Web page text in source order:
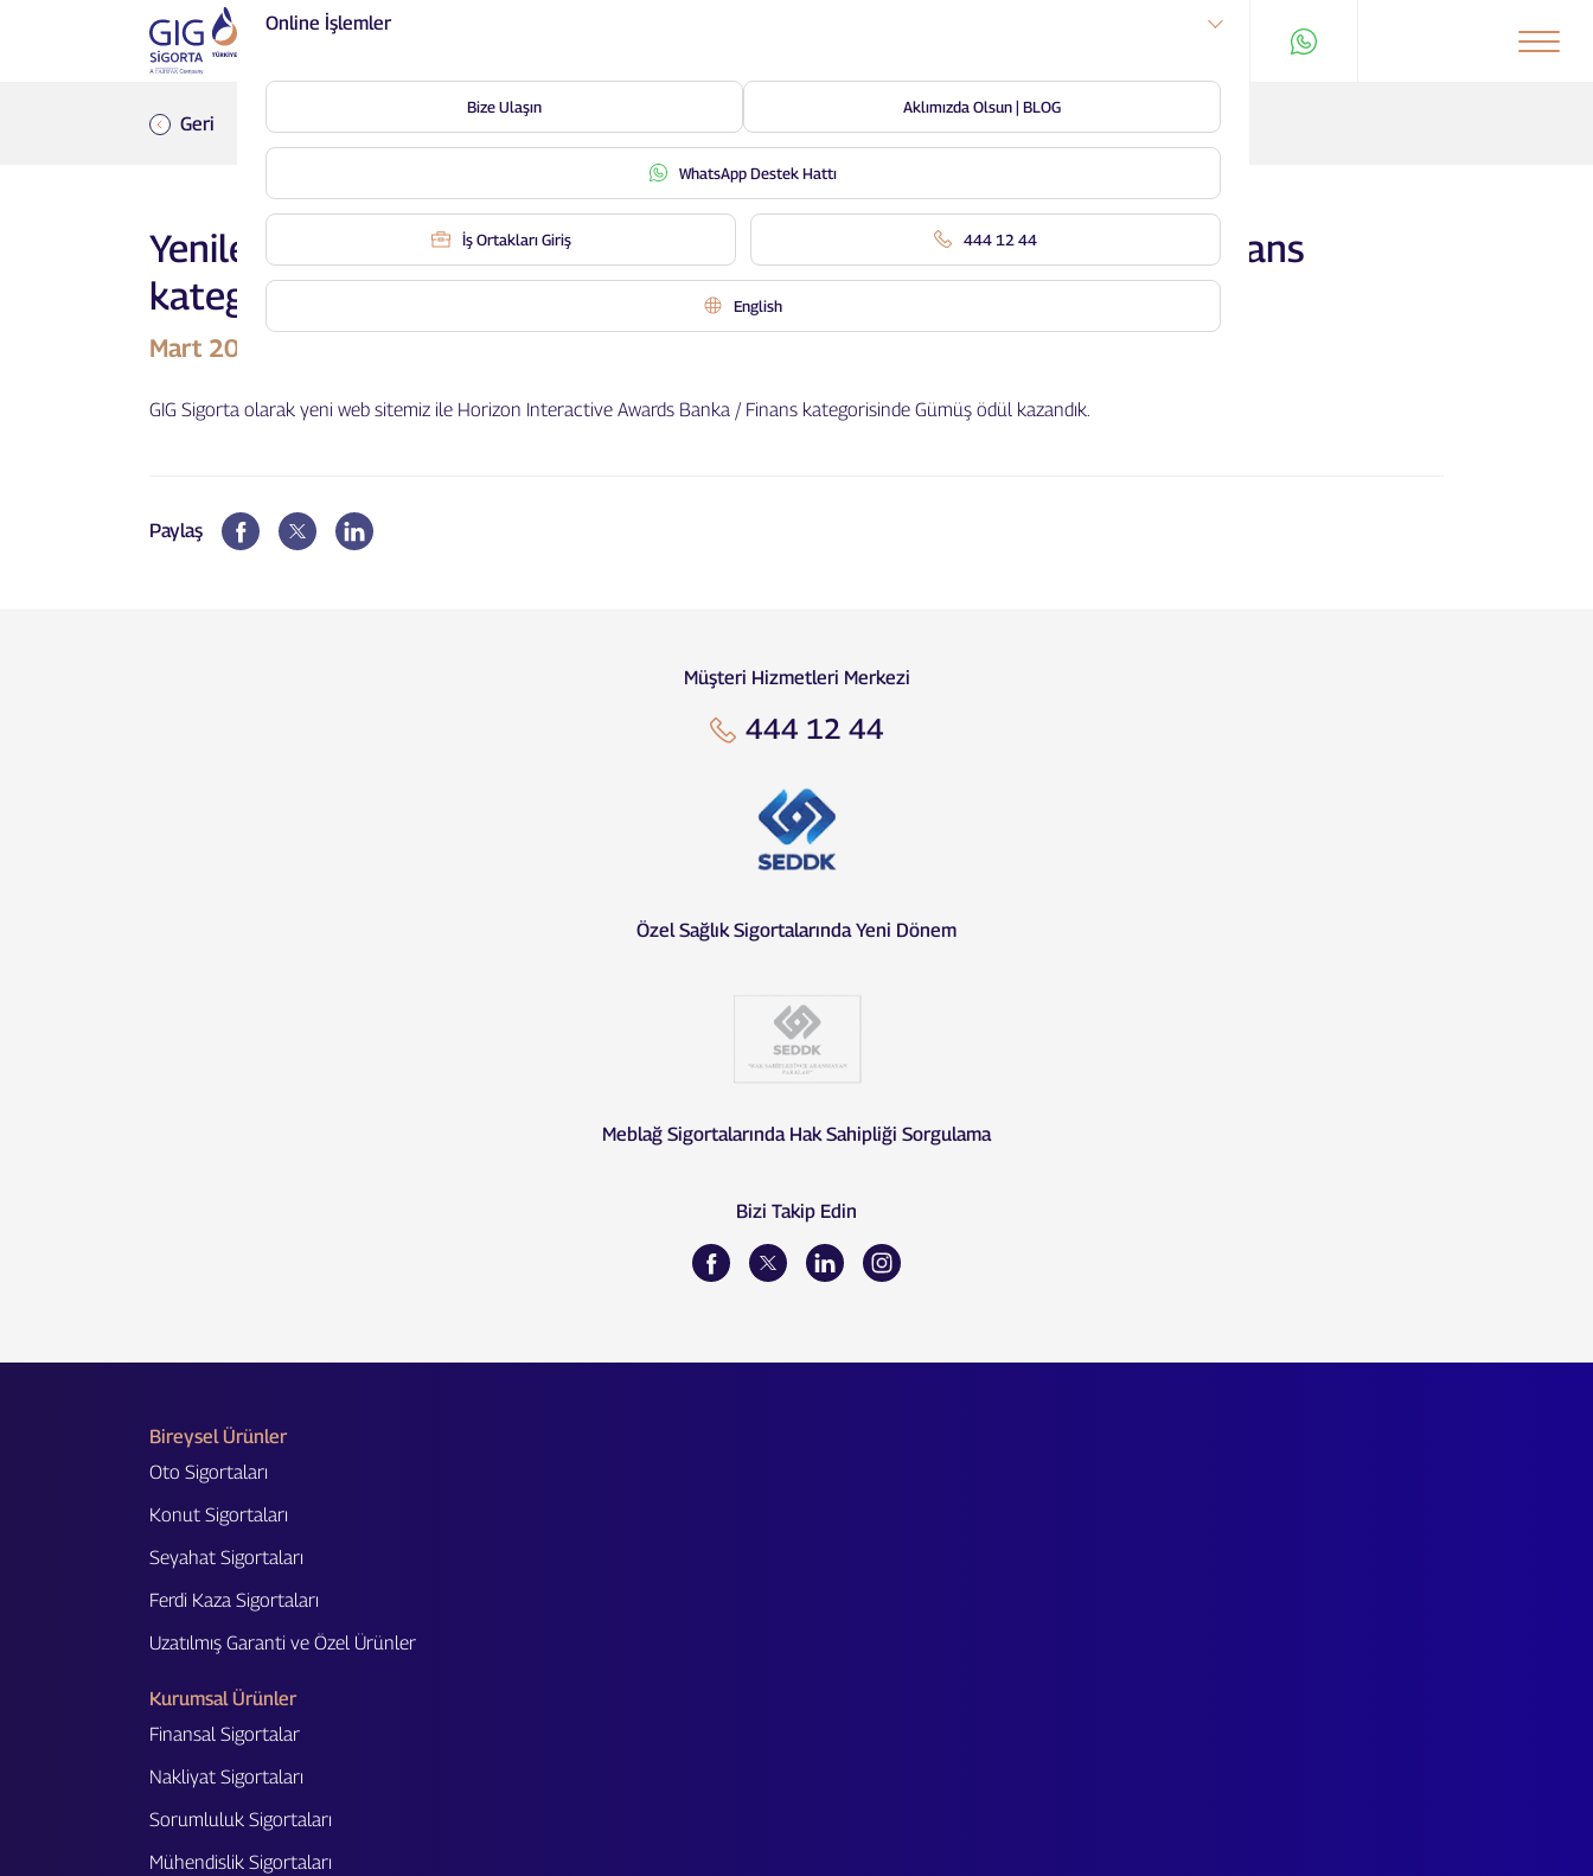
Online İşlemler
Bize Ulaşın Aklımızda Olsun | BLOG
WhatsApp Destek Hattı
İş Ortakları Giriş 444 12 44
English
Geri
Yenilenen Web sitemiz ile Horizon Interactive Awards Banka / Finans
kategorisinde Gümüş ödül kazandık
Mart 2023
GIG Sigorta olarak yeni web sitemiz ile Horizon Interactive Awards Banka / Finans kategorisinde Gümüş ödül kazandık.
Paylaş
Müşteri Hizmetleri Merkezi
444 12 44
Özel Sağlık Sigortalarında Yeni Dönem
Meblağ Sigortalarında Hak Sahipliği Sorgulama
Bizi Takip Edin
Bireysel Ürünler
Oto Sigortaları
Konut Sigortaları
Seyahat Sigortaları
Ferdi Kaza Sigortaları
Uzatılmış Garanti ve Özel Ürünler
Kurumsal Ürünler
Finansal Sigortalar
Nakliyat Sigortaları
Sorumluluk Sigortaları
Mühendislik Sigortaları